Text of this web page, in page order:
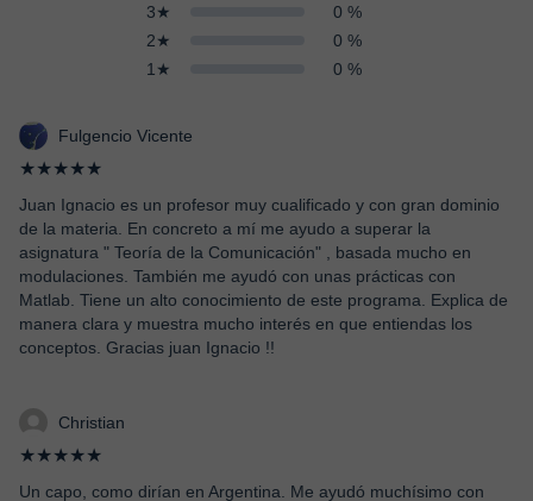
3★
0 %
2★
0 %
1★
0 %
Fulgencio Vicente
★★★★★
Juan Ignacio es un profesor muy cualificado y con gran dominio
de la materia. En concreto a mí me ayudo a superar la
asignatura " Teoría de la Comunicación" , basada mucho en
modulaciones. También me ayudó con unas prácticas con
Matlab. Tiene un alto conocimiento de este programa. Explica de
manera clara y muestra mucho interés en que entiendas los
conceptos. Gracias juan Ignacio !!
Christian
★★★★★
Un capo, como dirían en Argentina. Me ayudó muchísimo con